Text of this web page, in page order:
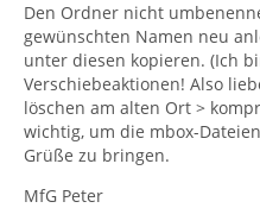
Den Ordner nicht
gewünschten Namen neu
unter diesen kopieren. (Ich
Verschiebeaktionen! Also
löschen am alten Ort >
wichtig, um die mbox-
Grüße zu bringen.
MfG Peter